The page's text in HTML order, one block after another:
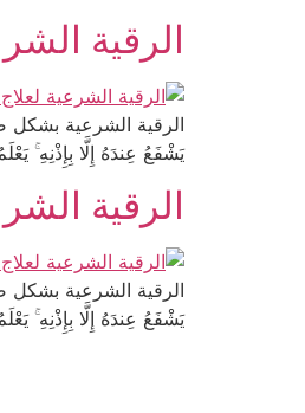
الرقية
الرقية الشرعية بشكل
يَشْفَعُ عِندَهُ إِلَّا بِإِذْنِهِ
الرقية
الرقية الشرعية بشكل
يَشْفَعُ عِندَهُ إِلَّا بِإِذْنِهِ